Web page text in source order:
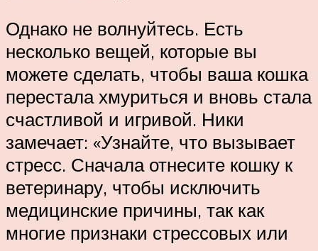
Однако не волнуйтесь. Есть
несколько вещей, которые вы
можете сделать, чтобы ваша кошка
перестала хмуриться и вновь стала
счастливой и игривой. Ники
замечает: «Узнайте, что вызывает
стресс. Сначала отнесите кошку к
ветеринару, чтобы исключить
медицинские причины, так как
многие признаки стрессовых или